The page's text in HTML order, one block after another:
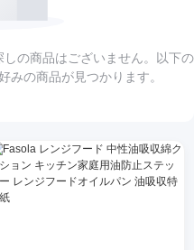
の商品はございません。以下の
みの商品が見つかります。